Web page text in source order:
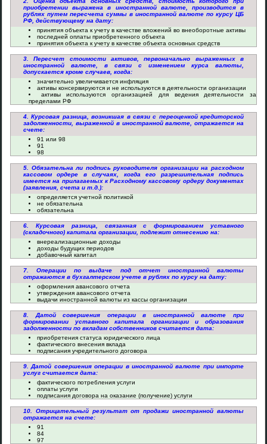
приобретении выражена в иностранной валюте, производится в
рублях путем пересчета суммы в иностранной валюте по курсу ЦБ
РФ, действующему на дату:
принятия объекта к учету в качестве вложений во внеоборотные активы
последней оплаты приобретенного объекта
принятия объекта к учету в качестве объекта основных средств
3. Пересчет стоимости активов, первоначально выраженных в
иностранной валюте, в связи с изменением курса валюты,
допускается кроме случаев, когда:
значительно увеличивается инфляция
активы консервируются и не используются в деятельности организации
активы используются организацией для ведения деятельности за
пределами РФ
4. Курсовая разница, возникшая в связи с переоценкой кредиторской
задолженности, выраженной в иностранной валюте, отражается на
счете:
91 или 98
91
98
5. Обязательна ли подпись руководителя организации на расходном
кассовом ордере в случаях, когда его разрешительная подпись
имеется на прилагаемых к Расходному кассовому ордеру документах
(заявления, счета и т.д.):
определяется учетной политикой
не обязательна
обязательна
6. Курсовая разница, связанная с формированием уставного
(складочного) капитала организации, подлежит отнесению на:
внереализационные доходы
доходы будущих периодов
добавочный капитал
7. Операции по выдаче под отчет иностранной валюты
отражаются в бухгалтерском учете в рублях по курсу на дату:
оформления авансового отчета
утверждения авансового отчета
выдачи иностранной валюты из кассы организации
8. Датой совершения операции в иностранной валюте при
формировании уставного капитала организации и образования
задолженности по вкладам собственников считается дата:
приобретения статуса юридического лица
фактического внесения вклада
подписания учредительного договора
9. Датой совершения операции в иностранной валюте при импорте
услуг считается дата:
фактического потребления услуги
оплаты услуги
подписания договора на оказание (получение) услуги
10. Отрицательный результат от продажи иностранной валюты
отражается на счете:
91
84
97